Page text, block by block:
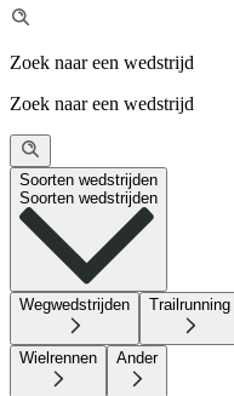
Zoek naar een wedstrijd
Zoek naar een wedstrijd
Soorten wedstrijden
Soorten wedstrijden
Wegwedstrijden Trailrunning
Wielrennen Ander